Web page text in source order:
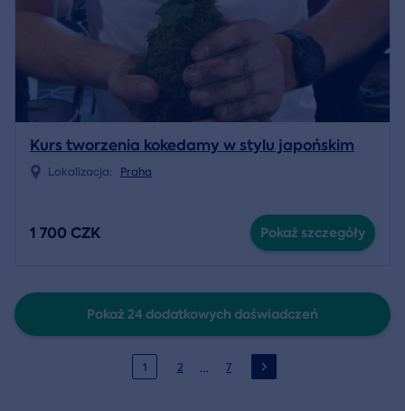
Kurs tworzenia kokedamy w stylu japońskim
Lokalizacja: Praha
1 700 CZK Pokaż szczegóły
Pokaż 24 dodatkowych doświadczeń
1 2 … 7